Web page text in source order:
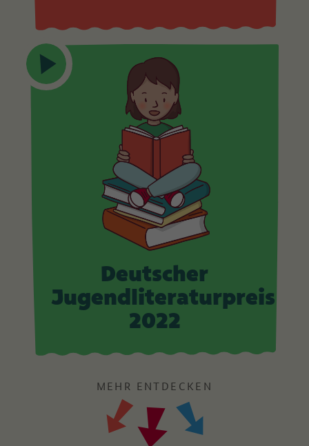
Deutscher
Jugendliteraturpreis
2022
MEHR ENTDECKEN